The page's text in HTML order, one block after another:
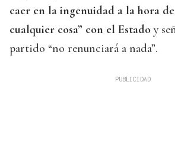
caer en la ingenuidad a la hora
cualquier cosa” con el Estado y
partido “no renunciará a nada”.